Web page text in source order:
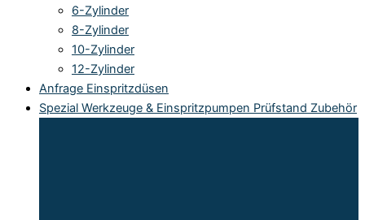
6-Zylinder
8-Zylinder
10-Zylinder
12-Zylinder
Anfrage Einspritzdüsen
Spezial Werkzeuge & Einspritzpumpen Prüfstand Zubehör